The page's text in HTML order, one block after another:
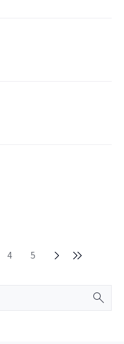
4 5